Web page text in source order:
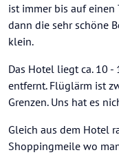
ist immer bis auf einen
dann die sehr schöne
klein.
Das Hotel liegt ca. 10
entfernt. Flüglärm ist
Grenzen. Uns hat es
Gleich aus dem Hotel
Shoppingmeile wo